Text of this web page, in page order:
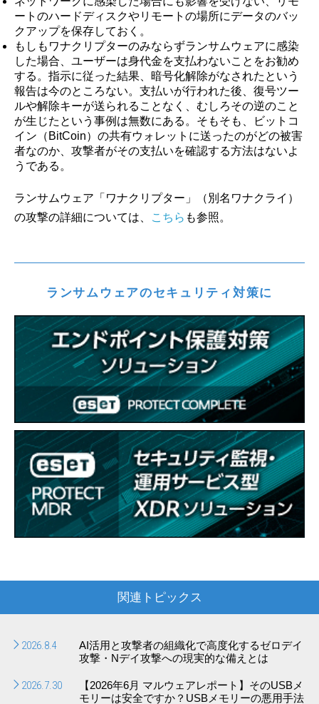
ートのハードディスクやリモートの場所にデータのバッ
クアップを保存しておく。
もしもワナクリプターのみならずランサムウェアに感染
した場合、ユーザーは身代金を支払わないことをお勧め
する。指示に従った結果、暗号化解除がなされたという
報告は今のところない。支払いが行われた後、復号ツー
ルや解除キーが送られることなく、むしろその逆のこと
が生じたという事例は無数にある。そもそも、ビットコ
イン（BitCoin）の共有ウォレットに送ったのがどの被害
者なのか、攻撃者がその支払いを確認する方法はないよ
うである。
ランサムウェア「ワナクリプター」（別名ワナクライ）
の攻撃の詳細については、
こちら も参照。
ランサムウェアのセキュリティ対策に
関連トピックス
2026.8.4
AI活用と攻撃者の組織化で高度化するゼロデイ
攻撃・Nデイ攻撃への現実的な備えとは
2026.7.30
【2026年6月 マルウェアレポート】そのUSBメ
モリーは安全ですか？USBメモリーの悪用手法